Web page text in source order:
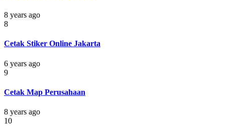
8 years ago
8
Cetak Stiker Online Jakarta
6 years ago
9
Cetak Map Perusahaan
8 years ago
10